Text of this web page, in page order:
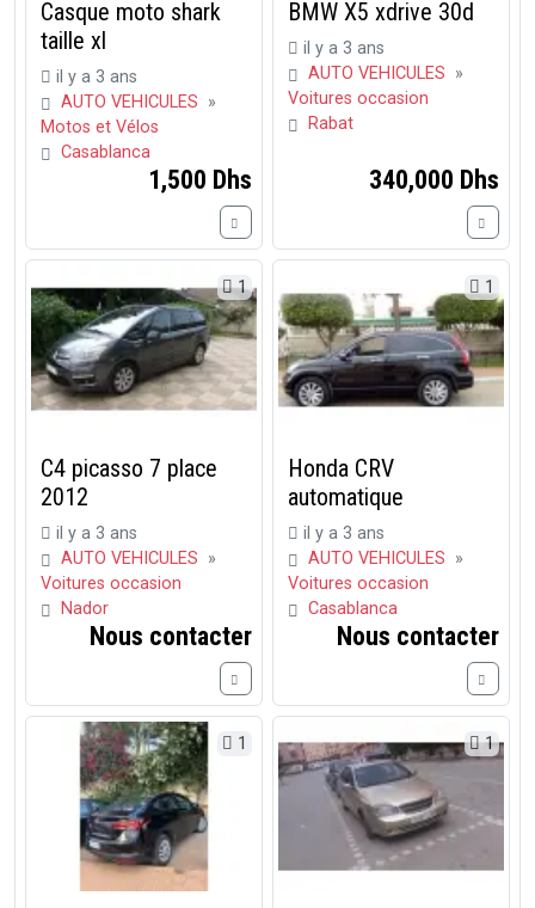
Casque moto shark
taille xl
il y a 3 ans
AUTO VEHICULES »
Motos et Vélos
Casablanca
1,500 Dhs
BMW X5 xdrive 30d
il y a 3 ans
AUTO VEHICULES »
Voitures occasion
Rabat
340,000 Dhs
1
C4 picasso 7 place
2012
il y a 3 ans
AUTO VEHICULES »
Voitures occasion
Nador
Nous contacter
1
Honda CRV
automatique
il y a 3 ans
AUTO VEHICULES »
Voitures occasion
Casablanca
Nous contacter
1 1